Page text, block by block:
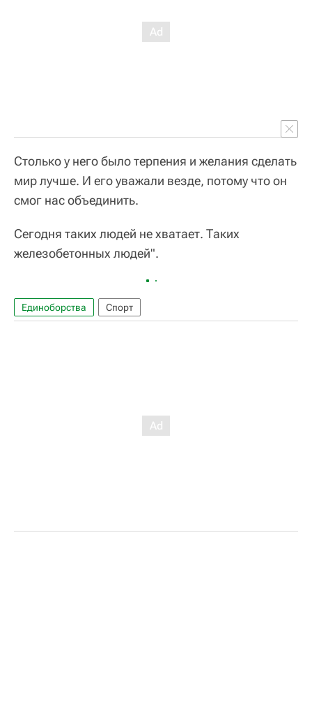
Столько у него было терпения и желания сделать
мир лучше. И его уважали везде, потому что он
смог нас объединить.
Сегодня таких людей не хватает. Таких
железобетонных людей".
Единоборства Спорт